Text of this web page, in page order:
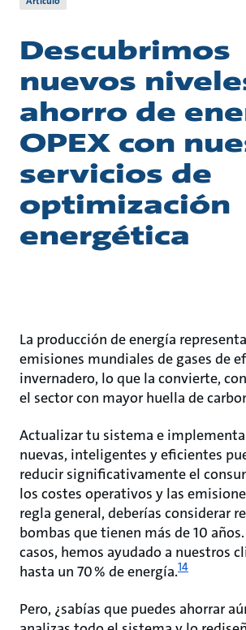
Descubrimos
nuevos
ahorro de
OPEX con
servicios de
optimización
energética
La producción de energía
emisiones mundiales de gases de
invernadero, lo que la convierte,
el sector con mayor huella de
Actualizar tu sistema e
nuevas, inteligentes y eficientes
reducir significativamente el
los costes operativos y las
regla general, deberías considerar
bombas que tienen más de 10
casos, hemos ayudado a nuestros
hasta un 70 % de energía.14
Pero, ¿sabías que puedes ahorrar